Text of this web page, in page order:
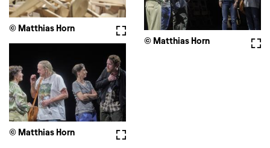
Fullscreen
© Matthias Horn
© Matthias Horn
Fullscreen
© Matthias Horn